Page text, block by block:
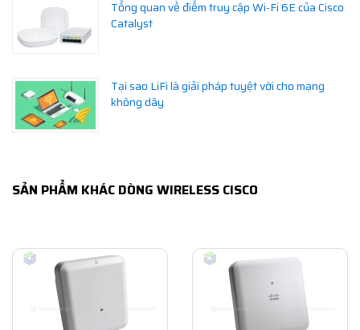
Tổng quan về điểm truy cập Wi-Fi 6E của Cisco
Catalyst
Tại sao LiFi là giải pháp tuyệt vời cho mạng
không dây
SẢN PHẨM KHÁC DÒNG WIRELESS CISCO